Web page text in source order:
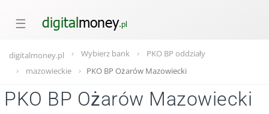
☰
digitalmoney.pl Wybierz bank
PKO BP oddziały
mazowieckie
PKO BP Ożarów Mazowiecki
PKO BP Ożarów Mazowiecki